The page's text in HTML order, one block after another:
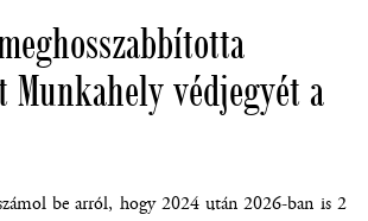
Munkahely védjegyét a
be arról, hogy 2024 után 2026-ban is 2